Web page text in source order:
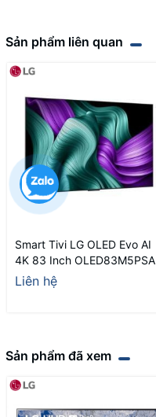
Sản phẩm liên quan
Smart Tivi LG OLED Evo AI
4K 83 Inch OLED83M5PSA
Liên hệ
Sản phẩm đã xem